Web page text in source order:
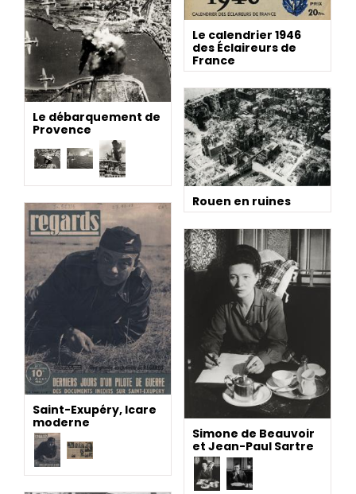
Le calendrier 1946
des Éclaireurs de
France
Le débarquement de
Provence
Rouen en ruines
Saint-Exupéry, Icare
moderne
Simone de Beauvoir
et Jean-Paul Sartre